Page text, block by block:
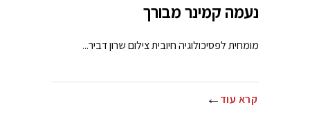
נעמה קמינר מבורך
מומחית לפסיכולוגיה חיובית צילום שרון דביר...
קרא עוד